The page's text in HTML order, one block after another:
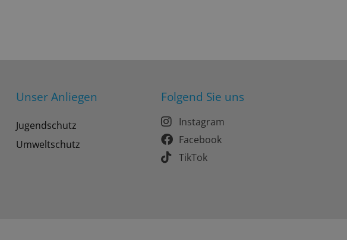
Unser Anliegen
Jugendschutz
Umweltschutz
Folgend Sie uns
Instagram
Facebook
TikTok